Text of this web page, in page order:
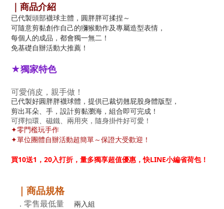
｜商品介紹
已代製頭部襪球主體，圓胖胖可揉捏～
可隨意剪黏創作自己的獼猴動作及專屬造型表情，
每個人的成品，都會獨一無二！
免基礎自辦活動大推薦！
★獨家特色
可愛俏皮，親手做！
已代製好圓胖胖襪球體，提供已裁切翹屁股身體版型，
剪出耳朵、手，設計剪黏瀏海，組合即可完成！
可擇扣環、磁鐵、兩用夾，隨身掛件好可愛！
✦零門檻玩手作
✦單位團體自辦活動超簡單～保證大受歡迎！
買10送1，20入打折，量多獨享超值優惠，快LINE小編省荷包！
｜商品規格
． 零售最低量 兩入組